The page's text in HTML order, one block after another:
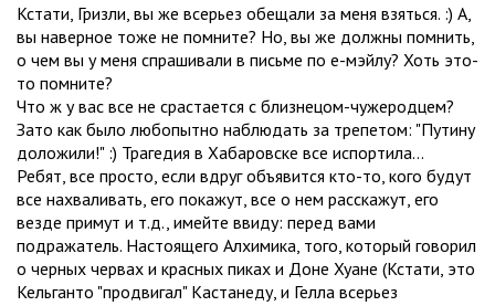
Кстати, Гризли, вы же всерьез обещали за меня взяться. :) А,
вы наверное тоже не помните? Но, вы же должны помнить,
о чем вы у меня спрашивали в письме по е-мэйлу? Хоть это-
то помните?
Что ж у вас все не срастается с близнецом-чужеродцем?
Зато как было любопытно наблюдать за трепетом: "Путину
доложили!" :) Трагедия в Хабаровске все испортила...
Ребят, все просто, если вдруг объявится кто-то, кого будут
все нахваливать, его покажут, все о нем расскажут, его
везде примут и т.д., имейте ввиду: перед вами
подражатель. Настоящего Алхимика, того, который говорил
о черных червах и красных пиках и Доне Хуане (Кстати, это
Кельганто "продвигал" Кастанеду, и Гелла всерьез